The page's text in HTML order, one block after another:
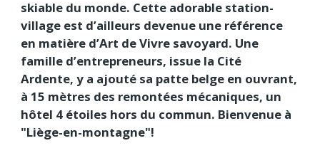
skiable du monde. Cette adorable station-
village est d’ailleurs devenue une référence
en matière d’Art de Vivre savoyard. Une
famille d’entrepreneurs, issue la Cité
Ardente, y a ajouté sa patte belge en ouvrant,
à 15 mètres des remontées mécaniques, un
hôtel 4 étoiles hors du commun. Bienvenue à
"Liège-en-montagne"!